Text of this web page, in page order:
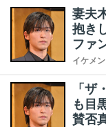
妻夫
抱き
ファ
イケメン
「ザ
も目
賛否